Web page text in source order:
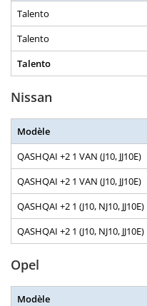
Talento
Talento
Talento
Nissan
Modèle
QASHQAI +2 1 VAN (J10, JJ10E)
QASHQAI +2 1 VAN (J10, JJ10E)
QASHQAI +2 1 (J10, NJ10, JJ10E)
QASHQAI +2 1 (J10, NJ10, JJ10E)
Opel
Modèle